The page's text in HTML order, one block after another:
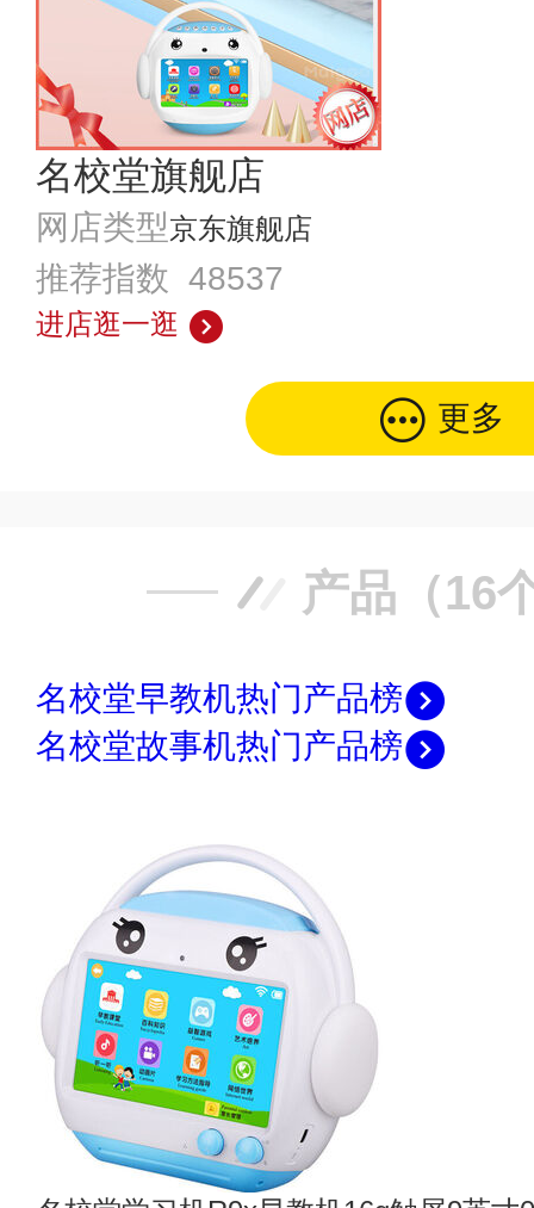
名校堂旗舰店
网店类型京东旗舰店
推荐指数 48537
进店逛一逛
更多
产品（16
名校堂早教机热门产品榜
名校堂故事机热门产品榜